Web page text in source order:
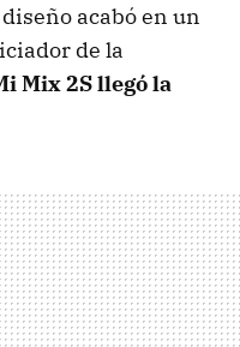
acabó en un
de la
Mix 2S llegó la